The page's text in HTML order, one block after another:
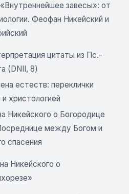
завесы»: от
Феофан Никейский и
цитаты из Пс.-
(DNII, 8)
естеств: переклички
христологией
Никейского о Богородице
между Богом и
спасения
Никейского о